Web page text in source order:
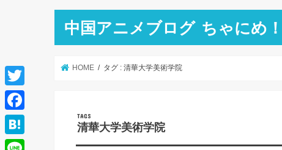
中国アニメブログ ちゃにめ！
HOME タグ : 清華大学美術学院
清華大学美術学院
T
w
i
F
a
H